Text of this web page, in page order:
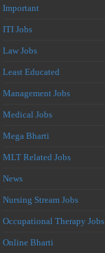
Important
ITI Jobs
Law Jobs
Least Educated
Management Jobs
Medical Jobs
Mega Bharti
MLT Related Jobs
News
Nursing Stream Jobs
Occupational Therapy Jobs
Online Bharti